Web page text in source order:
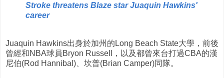
Stroke threatens Blaze star Juaquin Hawkins'
career
Juaquin Hawkins出身於加州的Long Beach State大學，前後
曾經和NBA球員Bryon Russell，以及都曾來台打過CBA的漢
尼伯(Rod Hannibal)、坎普(Brian Camper)同隊。